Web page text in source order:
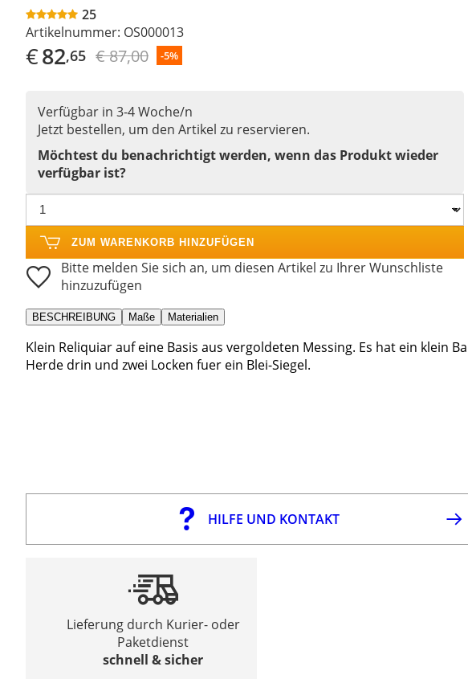
25
Artikelnummer: OS000013
€82,65 € 87,00 -5%
Verfügbar in 3-4 Woche/n
Jetzt bestellen, um den Artikel zu reservieren.
Möchtest du benachrichtigt werden, wenn das Produkt wieder
verfügbar ist?
ZUM WARENKORB HINZUFÜGEN
Bitte melden Sie sich an, um diesen Artikel zu Ihrer Wunschliste
hinzuzufügen
BESCHREIBUNG Maße Materialien
Klein Reliquiar auf eine Basis aus vergoldeten Messing. Es hat ein klein
Herde drin und zwei Locken fuer ein Blei-Siegel.
HILFE UND KONTAKT
Lieferung durch Kurier- oder
Paketdienst
schnell & sicher